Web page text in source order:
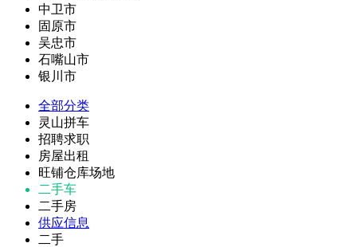
中卫市
固原市
吴忠市
石嘴山市
银川市
全部分类
灵山拼车
招聘求职
房屋出租
旺铺仓库场地
二手车
二手房
供应信息
二手